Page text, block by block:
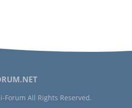
Forum All Rights Reserved.